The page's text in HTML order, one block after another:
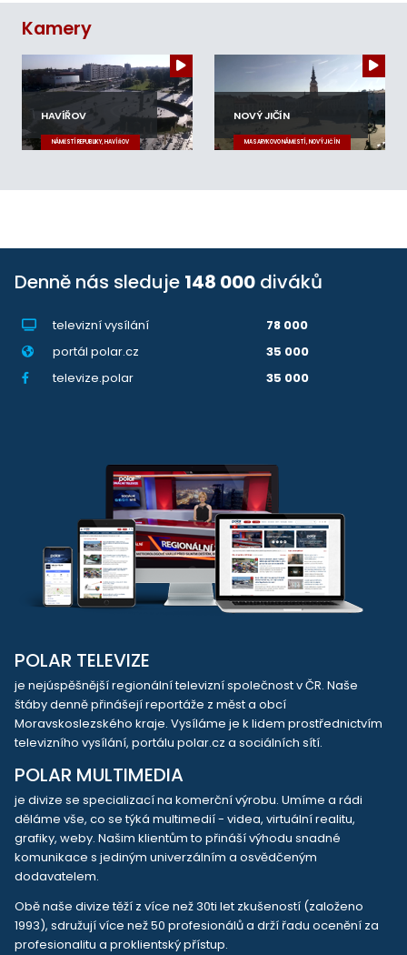
Kamery
HAVÍŘOV
NÁMĚSTÍ REPUBLIKY, HAVÍŘOV
NOVÝ JIČÍN
MASARYKOVO NÁMĚSTÍ, NOVÝ JIČÍN
Denně nás sleduje 148 000 diváků
televizní vysílání
78 000
portál polar.cz
35 000
televize.polar
35 000
POLAR TELEVIZE
je nejúspěšnější regionální televizní společnost v ČR. Naše
štáby denně přinášejí reportáže z měst a obcí
Moravskoslezského kraje. Vysíláme je k lidem prostřednictvím
televizního vysílání, portálu polar.cz a sociálních sítí.
POLAR MULTIMEDIA
je divize se specializací na komerční výrobu. Umíme a rádi
děláme vše, co se týká multimedií - videa, virtuální realitu,
grafiky, weby. Našim klientům to přináší výhodu snadné
komunikace s jediným univerzálním a osvědčeným
dodavatelem.
Obě naše divize těží z více než 30ti let zkušeností (založeno
1993), sdružují více než 50 profesionálů a drží řadu ocenění za
profesionalitu a proklientský přístup.